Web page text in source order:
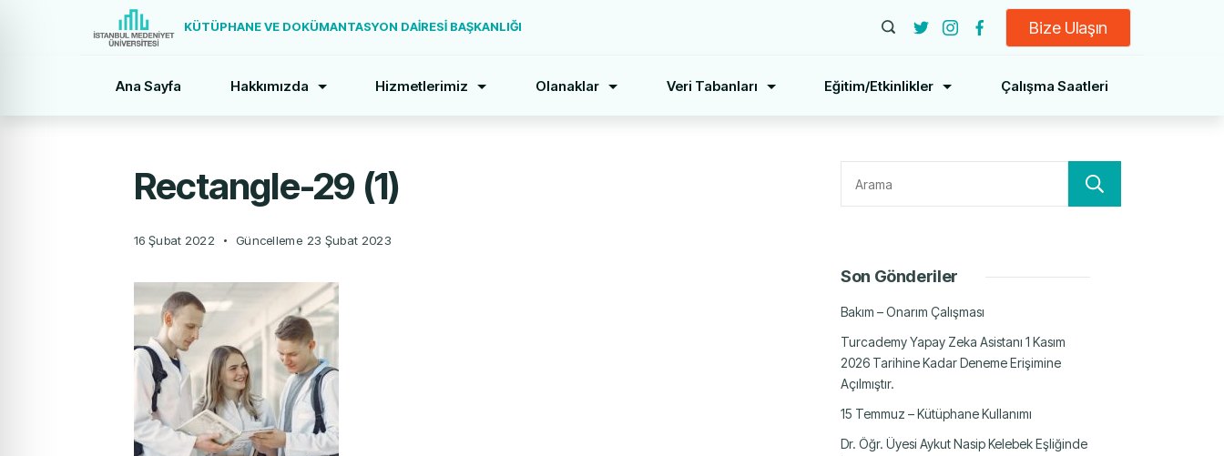
KÜTÜPHANE VE DOKÜMANTASYON DAİRESİ BAŞKANLIĞI Bize Ulaşın
Ana Sayfa Hakkımızda Hizmetlerimiz Olanaklar Veri Tabanları Eğitim/Etkinlikler Çalışma Saatleri
Rectangle-29 (1)
16 Şubat 2022 Güncelleme 23 Şubat 2023
Son Gönderiler
Bakım – Onarım Çalışması
Turcademy Yapay Zeka Asistanı 1 Kasım
2026 Tarihine Kadar Deneme Erişimine
Açılmıştır.
15 Temmuz – Kütüphane Kullanımı
Dr. Öğr. Üyesi Aykut Nasip Kelebek Eşliğinde